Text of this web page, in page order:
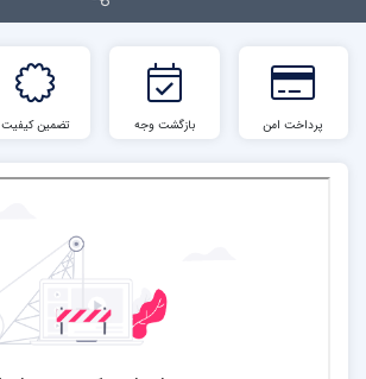
پرداخت امن بازگشت وجه تضمین کیفیت